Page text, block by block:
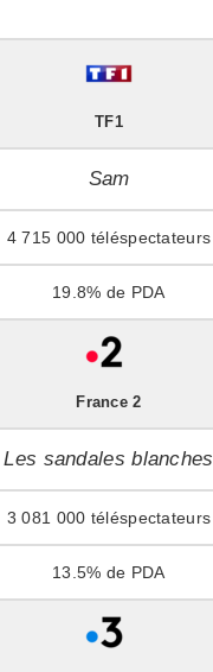
TF1
Sam
4 715 000
19.8%
France 2
Les sandales blanches
3 081 000
13.5%